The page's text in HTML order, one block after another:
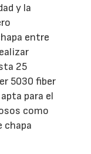
y la
entre
25
5030 fiber
para el
como
chapa